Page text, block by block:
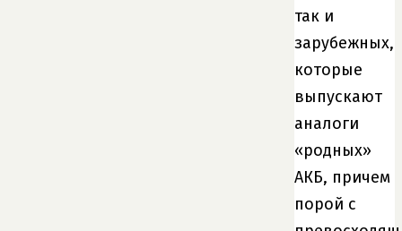
так и
зарубежных,
которые
выпускают
аналоги
«родных»
АКБ, причем
порой с